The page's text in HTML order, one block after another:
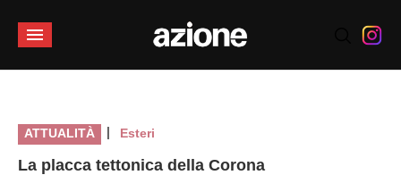
ATTUALITÀ | Esteri
La placca tettonica della Corona